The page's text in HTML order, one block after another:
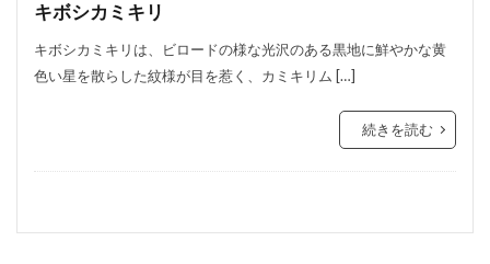
キボシカミキリ
キボシカミキリは、ビロードの様な光沢のある黒地に鮮やかな黄
色い星を散らした紋様が目を惹く、カミキリム […]
続きを読む